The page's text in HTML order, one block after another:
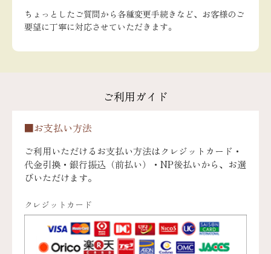
ちょっとしたご質問から各種変更手続きなど、お客様のご
要望に丁寧に対応させていただきます。
ご利用ガイド
■お支払い方法
ご利用いただけるお支払い方法はクレジットカード・
代金引換・銀行振込（前払い）・NP後払いから、お選
びいただけます。
クレジットカード